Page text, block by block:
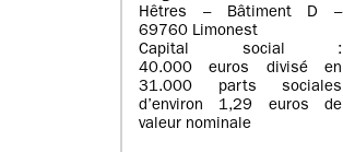
Hêtres – Bâtiment D –
69760 Limonest
Capital social :
40.000 euros divisé en
31.000 parts sociales
d’environ 1,29 euros de
valeur nominale